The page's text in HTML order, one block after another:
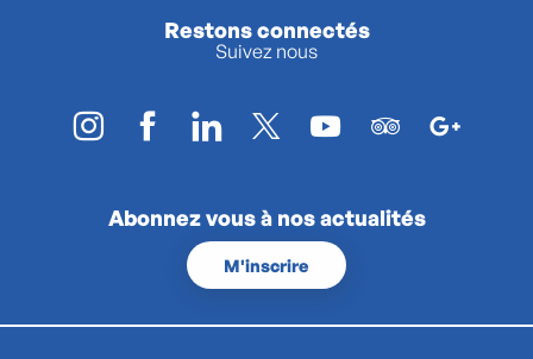
Restons connectés
Suivez nous
Abonnez vous à nos actualités
M'inscrire